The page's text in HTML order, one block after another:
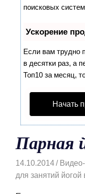
поисковых
Ускорение
Если вам трудно
в десятки раз, а
Топ10 за месяц,
Начать
Парная
14.10.2014
для занятий